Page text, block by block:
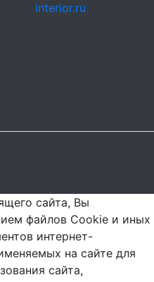
interior.ru
сайта, Вы
файлов Cookie и иных
интернет-
на сайте для
сайта,